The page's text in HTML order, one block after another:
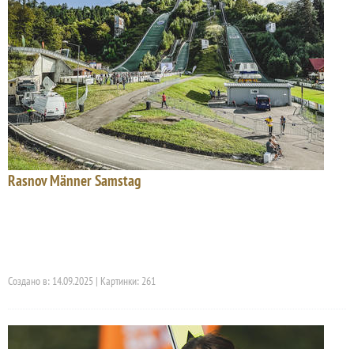
Rasnov Männer Samstag
Создано в: 14.09.2025 | Картинки: 261